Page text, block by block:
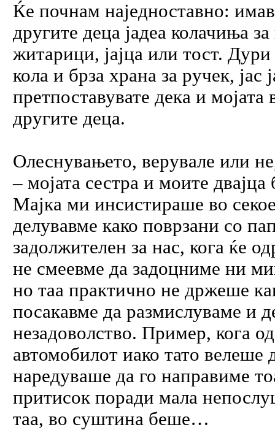
Ќе почнам наједноставно:
другите деца јадеа колачиња
житарици, јајца или тост.
кола и брза храна за ручек,
претпоставувате дека и
другите деца.
Олеснувањето, верувале или
– мојата сестра и моите
Мајка ми инсистираше во
делувавме како поврзани со
задолжителен за нас, кога ќе
не смеевме да задоцниме ни
но таа практично не држеше
посакавме да размислуваме и
незадоволство. Пример, кога
автомобилот иако тато велеше
наредуваше да го направиме
притисок поради мала
таа, во суштина беше…